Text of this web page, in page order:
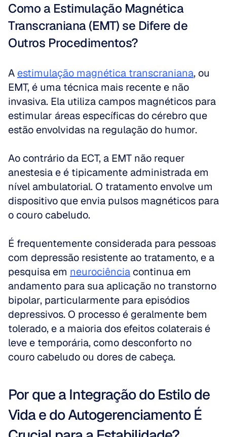
Como a Estimulação Magnética
Transcraniana (EMT) se Difere de
Outros Procedimentos?
A estimulação magnética transcraniana, ou
EMT, é uma técnica mais recente e não
invasiva. Ela utiliza campos magnéticos para
estimular áreas específicas do cérebro que
estão envolvidas na regulação do humor.
Ao contrário da ECT, a EMT não requer
anestesia e é tipicamente administrada em
nível ambulatorial. O tratamento envolve um
dispositivo que envia pulsos magnéticos para
o couro cabeludo.
É frequentemente considerada para pessoas
com depressão resistente ao tratamento, e a
pesquisa em neurociência continua em
andamento para sua aplicação no transtorno
bipolar, particularmente para episódios
depressivos. O processo é geralmente bem
tolerado, e a maioria dos efeitos colaterais é
leve e temporária, como desconforto no
couro cabeludo ou dores de cabeça.
Por que a Integração do Estilo de
Vida e do Autogerenciamento É